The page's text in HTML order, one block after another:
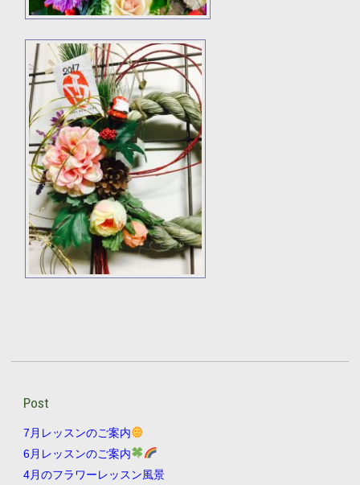
Post
7月レッスンのご案内
6月レッスンのご案内
4月のフラワーレッスン風景